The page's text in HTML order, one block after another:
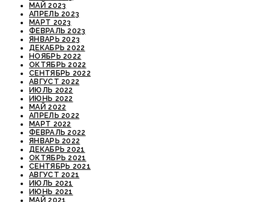
МАЙ 2023
АПРЕЛЬ 2023
МАРТ 2023
ФЕВРАЛЬ 2023
ЯНВАРЬ 2023
ДЕКАБРЬ 2022
НОЯБРЬ 2022
ОКТЯБРЬ 2022
СЕНТЯБРЬ 2022
АВГУСТ 2022
ИЮЛЬ 2022
ИЮНЬ 2022
МАЙ 2022
АПРЕЛЬ 2022
МАРТ 2022
ФЕВРАЛЬ 2022
ЯНВАРЬ 2022
ДЕКАБРЬ 2021
ОКТЯБРЬ 2021
СЕНТЯБРЬ 2021
АВГУСТ 2021
ИЮЛЬ 2021
ИЮНЬ 2021
МАЙ 2021